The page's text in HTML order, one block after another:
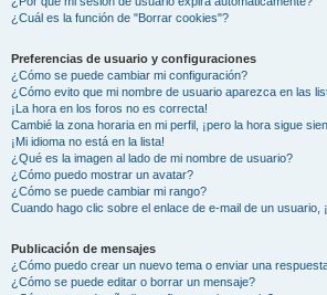
¿Cuál es la función de "Borrar cookies"?
Preferencias de usuario y configuraciones
¿Cómo se puede cambiar mi configuración?
¿Cómo evito que mi nombre de usuario aparezca en las
¡La hora en los foros no es correcta!
Cambié la zona horaria en mi perfil, ¡pero la hora sigue
¡Mi idioma no está en la lista!
¿Qué es la imagen al lado de mi nombre de usuario?
¿Cómo puedo mostrar un avatar?
¿Cómo se puede cambiar mi rango?
Cuando hago clic sobre el enlace de e-mail de un usuario,
Publicación de mensajes
¿Cómo puedo crear un nuevo tema o enviar una
¿Cómo se puede editar o borrar un mensaje?